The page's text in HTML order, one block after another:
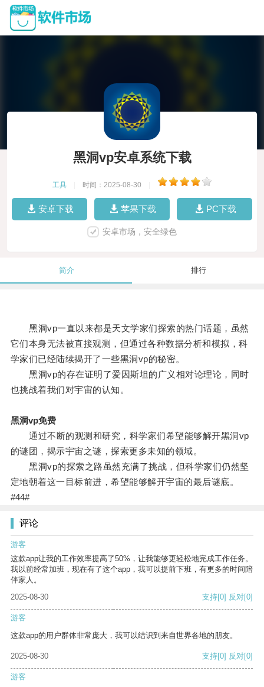
黑洞vp安卓系统下载
工具 时间：2025-08-30
安卓下载 苹果下载 PC下载
安卓市场，安全绿色
简介 排行
黑洞vp一直以来都是天文学家们探索的热门话题，虽然
它们本身无法被直接观测，但通过各种数据分析和模拟，科
学家们已经陆续揭开了一些黑洞vp的秘密。
黑洞vp的存在证明了爱因斯坦的广义相对论理论，同时
也挑战着我们对宇宙的认知。
黑洞vp免费
通过不断的观测和研究，科学家们希望能够解开黑洞vp
的谜团，揭示宇宙之谜，探索更多未知的领域。
黑洞vp的探索之路虽然充满了挑战，但科学家们仍然坚
定地朝着这一目标前进，希望能够解开宇宙的最后谜底。
#44#
评论
游客
这款app让我的工作效率提高了50%，让我能够更轻松地完成工作任务。
我以前经常加班，现在有了这个app，我可以提前下班，有更多的时间陪
伴家人。
2025-08-30
支持[0] 反对[0]
游客
这款app的用户群体非常庞大，我可以结识到来自世界各地的朋友。
2025-08-30 支持[0] 反对[0]
游客